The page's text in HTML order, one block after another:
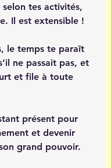
tes activités,
Il est extensible !
le temps te paraît
ne passait pas, et
et file à toute
présent pour
et devenir
grand pouvoir.